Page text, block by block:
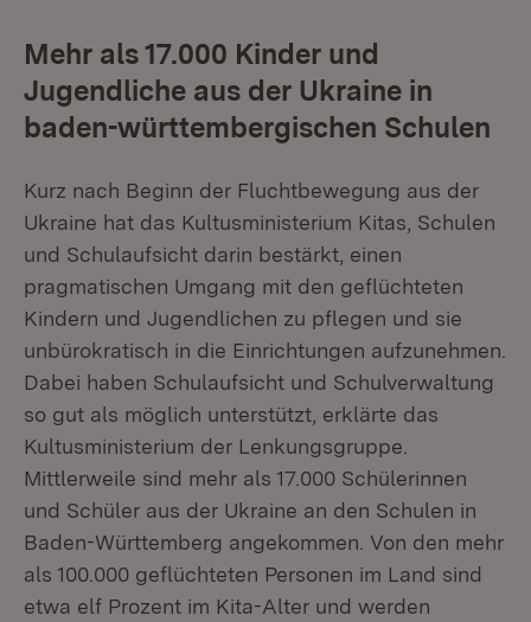
Mehr als 17.000 Kinder und
Jugendliche aus der Ukraine in
baden-württembergischen Schulen
Kurz nach Beginn der Fluchtbewegung aus der
Ukraine hat das Kultusministerium Kitas, Schulen
und Schulaufsicht darin bestärkt, einen
pragmatischen Umgang mit den geflüchteten
Kindern und Jugendlichen zu pflegen und sie
unbürokratisch in die Einrichtungen aufzunehmen.
Dabei haben Schulaufsicht und Schulverwaltung
so gut als möglich unterstützt, erklärte das
Kultusministerium der Lenkungsgruppe.
Mittlerweile sind mehr als 17.000 Schülerinnen
und Schüler aus der Ukraine an den Schulen in
Baden-Württemberg angekommen. Von den mehr
als 100.000 geflüchteten Personen im Land sind
etwa elf Prozent im Kita-Alter und werden